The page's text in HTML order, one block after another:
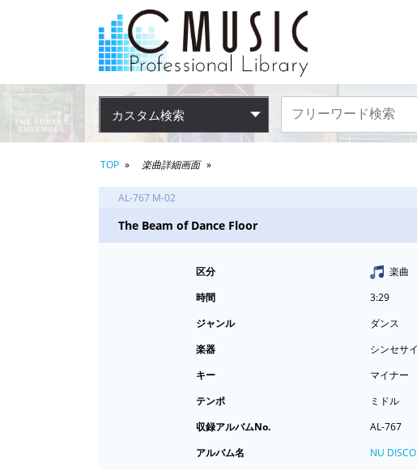
カスタム検索
TOP 楽曲詳細画面
AL-767 M-02
The Beam of Dance Floor
区分
楽曲
時間
3:29
ジャンル
ダンス
楽器
シンセサ
キー
マイナー
テンポ
ミドル
収録アルバムNo.
AL-767
アルバム名
NU DISCO